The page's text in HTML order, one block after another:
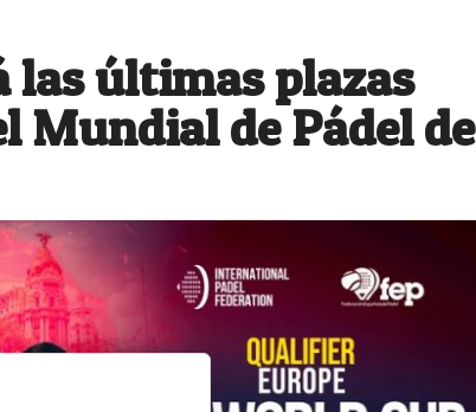
las últimas plazas
Mundial de Pádel de